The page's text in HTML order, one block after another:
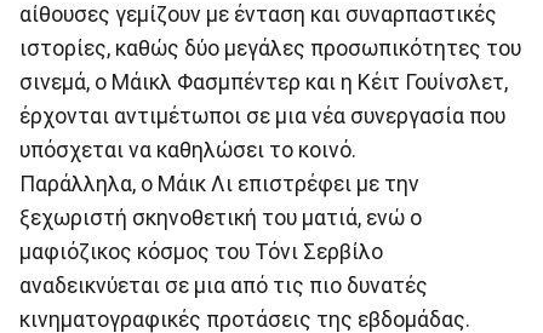
αίθουσες γεμίζουν με ένταση και συναρπαστικές
ιστορίες, καθώς δύο μεγάλες προσωπικότητες του
σινεμά, ο Μάικλ Φασμπέντερ και η Κέιτ Γουίνσλετ,
έρχονται αντιμέτωποι σε μια νέα συνεργασία που
υπόσχεται να καθηλώσει το κοινό.
Παράλληλα, ο Μάικ Λι επιστρέφει με την
ξεχωριστή σκηνοθετική του ματιά, ενώ ο
μαφιόζικος κόσμος του Τόνι Σερβίλο
αναδεικνύεται σε μια από τις πιο δυνατές
κινηματογραφικές προτάσεις της εβδομάδας.